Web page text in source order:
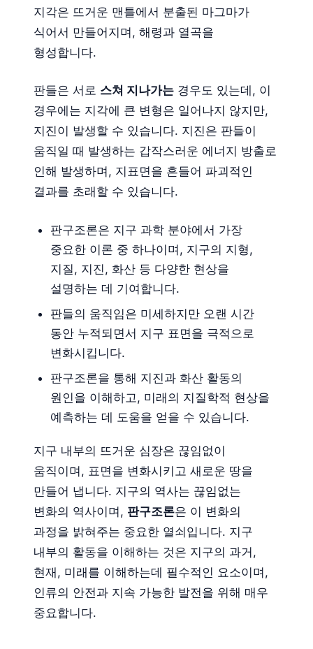
지각은 뜨거운 맨틀에서 분출된 마그마가
식어서 만들어지며, 해령과 열곡을
형성합니다.
판들은 서로 스쳐 지나가는 경우도 있는데, 이
경우에는 지각에 큰 변형은 일어나지 않지만,
지진이 발생할 수 있습니다. 지진은 판들이
움직일 때 발생하는 갑작스러운 에너지 방출로
인해 발생하며, 지표면을 흔들어 파괴적인
결과를 초래할 수 있습니다.
판구조론은 지구 과학 분야에서 가장
중요한 이론 중 하나이며, 지구의 지형,
지질, 지진, 화산 등 다양한 현상을
설명하는 데 기여합니다.
판들의 움직임은 미세하지만 오랜 시간
동안 누적되면서 지구 표면을 극적으로
변화시킵니다.
판구조론을 통해 지진과 화산 활동의
원인을 이해하고, 미래의 지질학적 현상을
예측하는 데 도움을 얻을 수 있습니다.
지구 내부의 뜨거운 심장은 끊임없이
움직이며, 표면을 변화시키고 새로운 땅을
만들어 냅니다. 지구의 역사는 끊임없는
변화의 역사이며, 판구조론은 이 변화의
과정을 밝혀주는 중요한 열쇠입니다. 지구
내부의 활동을 이해하는 것은 지구의 과거,
현재, 미래를 이해하는데 필수적인 요소이며,
인류의 안전과 지속 가능한 발전을 위해 매우
중요합니다.